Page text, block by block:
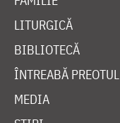
LITURGICĂ
BIBLIOTECĂ
ÎNTREABĂ PREOTUL
MEDIA